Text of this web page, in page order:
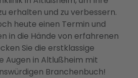
erhalten und zu verbessern.
heute einen Termin und
in die Hände von erfahrenen
Sie die erstklassige
Augen in Altlußheim mit
Branchenbuch!